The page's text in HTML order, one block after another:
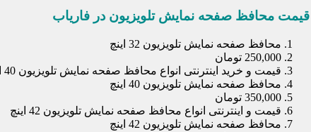
قیمت محافظ صفحه نمایش تلویزیون در فاریاب
محافظ صفحه نمایش تلویزیون 32 اینچ
250,000 تومان
قیمت و خرید اینترنتی انواع محافظ صفحه نمایش تلویزیون 40 اینچ
محافظ صفحه نمایش تلویزیون 40 اینچ
350,000 تومان
قیمت و اینترنتی انواع محافظ صفحه نمایش تلویزیون 42 اینچ
محافظ صفحه نمایش تلویزیون 42 اینچ